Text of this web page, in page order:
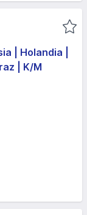
| Holandia |
| K/M